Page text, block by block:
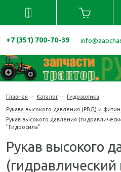
+7 (351) 700-70-39
Главная - Каталог - Гидравлика -
Рукава высокого давления (РВД) и
Рукав высокого давления
"Гидросила"
Рукав высокого